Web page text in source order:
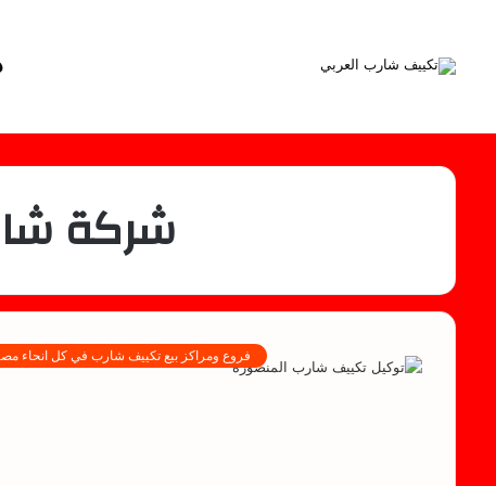
شركة
فروع ومراكز بيع تكييف شارب في كل انحاء